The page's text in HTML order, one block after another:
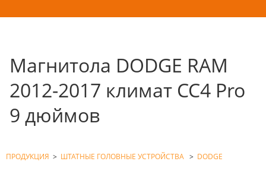
Магнитола DODGE RAM
2012-2017 климат CC4 Pro
9 дюймов
ПРОДУКЦИЯ > ШТАТНЫЕ ГОЛОВНЫЕ УСТРОЙСТВА > DODGE